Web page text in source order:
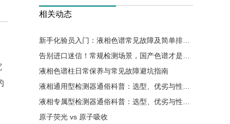
相关动态
液相色谱柱日常保养与常见故障避坑指南
原子荧光 vs 原子吸收